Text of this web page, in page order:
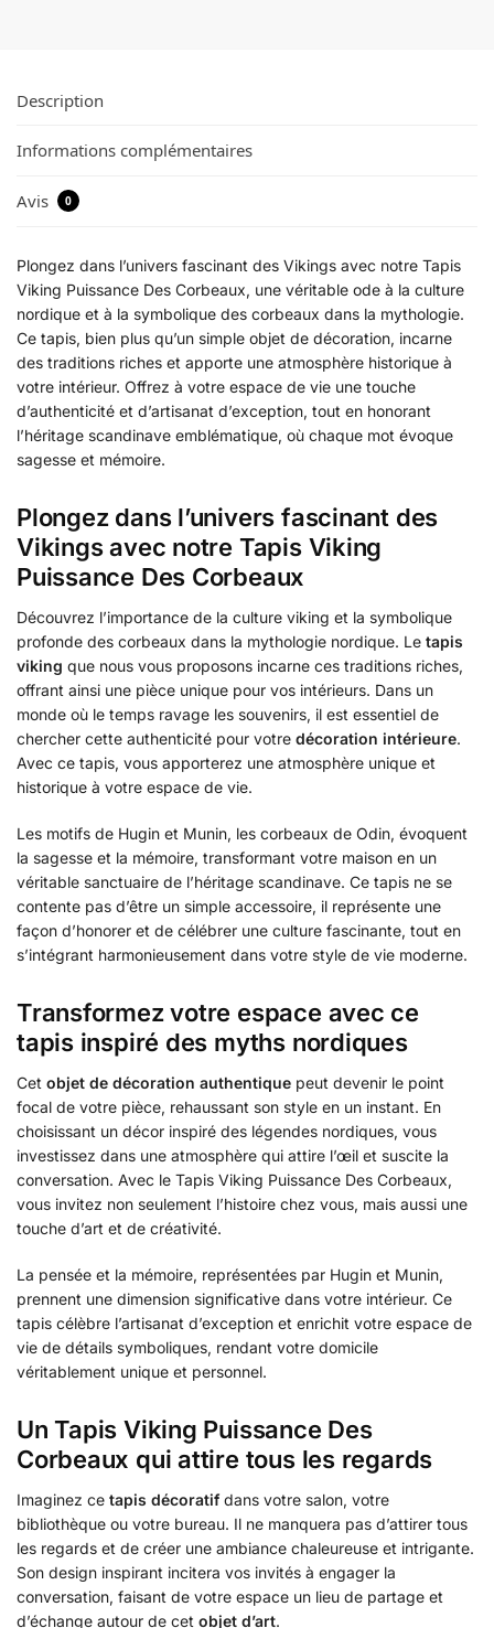
Description
Informations complémentaires
Avis 0
Plongez dans l’univers fascinant des Vikings avec notre Tapis
Viking Puissance Des Corbeaux, une véritable ode à la culture
nordique et à la symbolique des corbeaux dans la mythologie.
Ce tapis, bien plus qu’un simple objet de décoration, incarne
des traditions riches et apporte une atmosphère historique à
votre intérieur. Offrez à votre espace de vie une touche
d’authenticité et d’artisanat d’exception, tout en honorant
l’héritage scandinave emblématique, où chaque mot évoque
sagesse et mémoire.
Plongez dans l’univers fascinant des
Vikings avec notre Tapis Viking
Puissance Des Corbeaux
Découvrez l’importance de la culture viking et la symbolique
profonde des corbeaux dans la mythologie nordique. Le tapis
viking que nous vous proposons incarne ces traditions riches,
offrant ainsi une pièce unique pour vos intérieurs. Dans un
monde où le temps ravage les souvenirs, il est essentiel de
chercher cette authenticité pour votre décoration intérieure.
Avec ce tapis, vous apporterez une atmosphère unique et
historique à votre espace de vie.
Les motifs de Hugin et Munin, les corbeaux de Odin, évoquent
la sagesse et la mémoire, transformant votre maison en un
véritable sanctuaire de l’héritage scandinave. Ce tapis ne se
contente pas d’être un simple accessoire, il représente une
façon d’honorer et de célébrer une culture fascinante, tout en
s’intégrant harmonieusement dans votre style de vie moderne.
Transformez votre espace avec ce
tapis inspiré des myths nordiques
Cet objet de décoration authentique peut devenir le point
focal de votre pièce, rehaussant son style en un instant. En
choisissant un décor inspiré des légendes nordiques, vous
investissez dans une atmosphère qui attire l’œil et suscite la
conversation. Avec le Tapis Viking Puissance Des Corbeaux,
vous invitez non seulement l’histoire chez vous, mais aussi une
touche d’art et de créativité.
La pensée et la mémoire, représentées par Hugin et Munin,
prennent une dimension significative dans votre intérieur. Ce
tapis célèbre l’artisanat d’exception et enrichit votre espace de
vie de détails symboliques, rendant votre domicile
véritablement unique et personnel.
Un Tapis Viking Puissance Des
Corbeaux qui attire tous les regards
Imaginez ce tapis décoratifdans votre salon, votre
bibliothèque ou votre bureau. Il ne manquera pas d’attirer tous
les regards et de créer une ambiance chaleureuse et intrigante.
Son design inspirant incitera vos invités à engager la
conversation, faisant de votre espace un lieu de partage et
d’échange autour de cet objet d’art.